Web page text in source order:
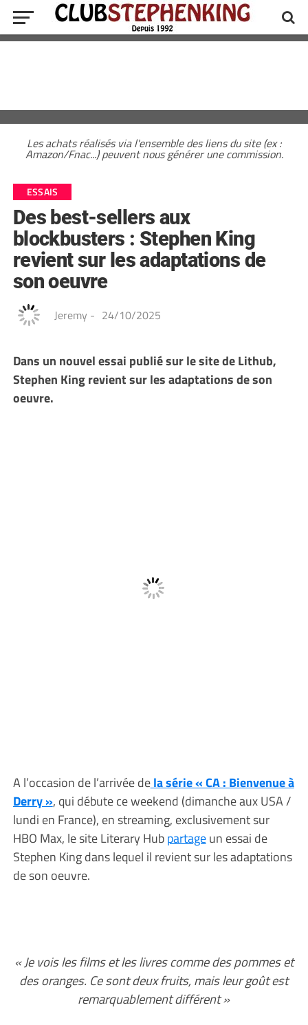
Les achats réalisés via l'ensemble des liens du site (ex :
Amazon/Fnac...) peuvent nous générer une commission.
ESSAIS
Des best-sellers aux
blockbusters : Stephen King
revient sur les adaptations de
son oeuvre
Jeremy - 24/10/2025
Dans un nouvel essai publié sur le site de Lithub,
Stephen King revient sur les adaptations de son
oeuvre.
A l’occasion de l’arrivée dela série « CA : Bienvenue à
Derry », qui débute ce weekend (dimanche aux USA /
lundi en France), en streaming, exclusivement sur
HBO Max, le site Literary Hubpartageun essai de
Stephen King dans lequel il revient sur les adaptations
de son oeuvre.
« Je vois les films et les livres comme des pommes et
des oranges. Ce sont deux fruits, mais leur goût est
remarquablement différent »